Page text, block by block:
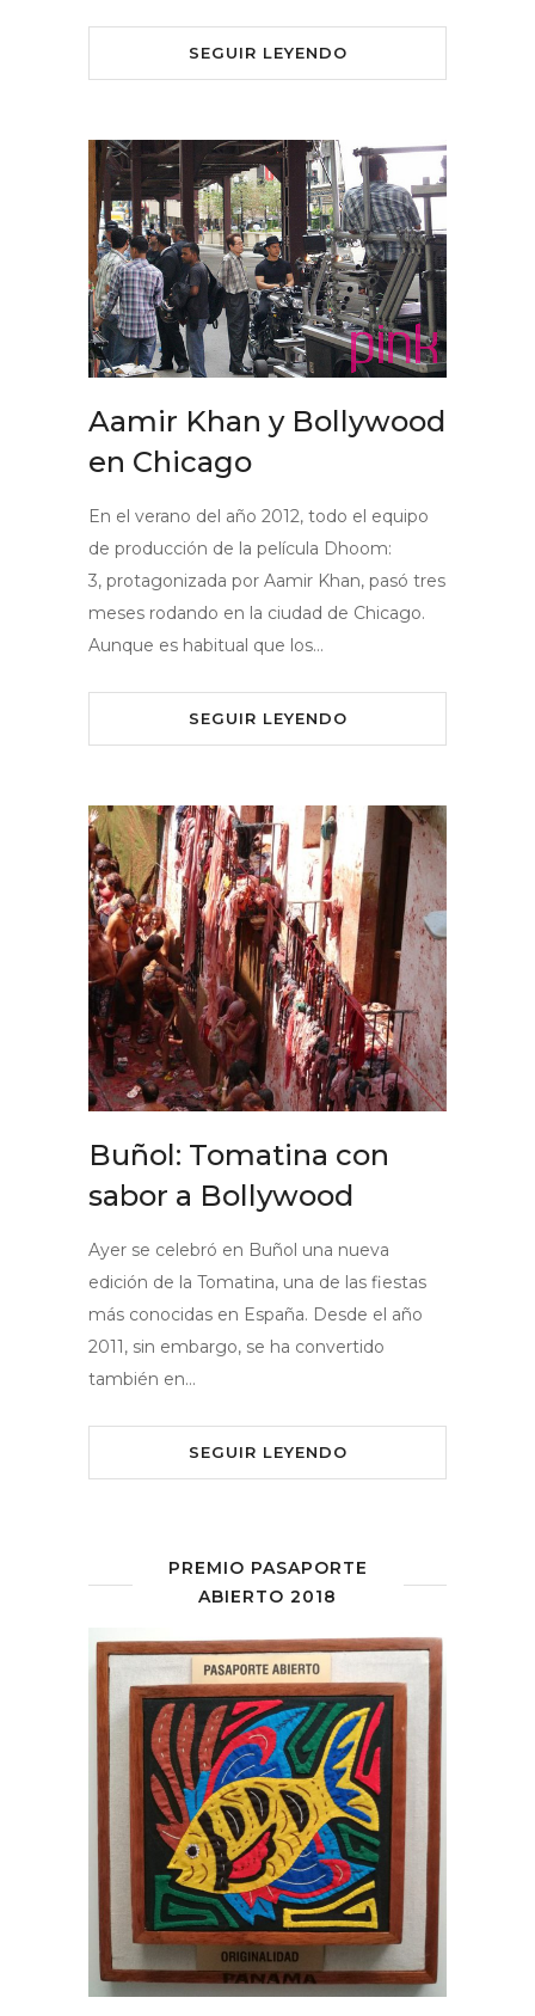
SEGUIR LEYENDO
Aamir Khan y Bollywood
en Chicago
En el verano del año 2012, todo el equipo
de producción de la película Dhoom:
3, protagonizada por Aamir Khan, pasó tres
meses rodando en la ciudad de Chicago.
Aunque es habitual que los…
SEGUIR LEYENDO
Buñol: Tomatina con
sabor a Bollywood
Ayer se celebró en Buñol una nueva
edición de la Tomatina, una de las fiestas
más conocidas en España. Desde el año
2011, sin embargo, se ha convertido
también en…
SEGUIR LEYENDO
PREMIO PASAPORTE
ABIERTO 2018